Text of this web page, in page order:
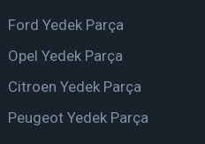
Ford Yedek Parça
Opel Yedek Parça
Citroen Yedek Parça
Peugeot Yedek Parça